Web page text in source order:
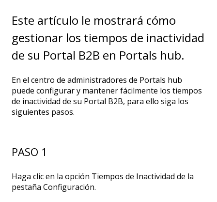
Este artículo le mostrará cómo
gestionar los tiempos de inactividad
de su Portal B2B en Portals hub.
En el centro de administradores de Portals hub
puede configurar y mantener fácilmente los tiempos
de inactividad de su Portal B2B, para ello siga los
siguientes pasos.
PASO 1
Haga clic en la opción Tiempos de Inactividad de la
pestaña Configuración.